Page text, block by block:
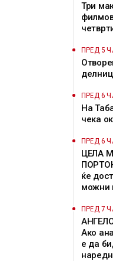
Три
ПРЕД 5
ПРЕД 6
На
чека
ПРЕД 6
ЦЕЛА
ќе
можни
ПРЕД 7
Ако
е да